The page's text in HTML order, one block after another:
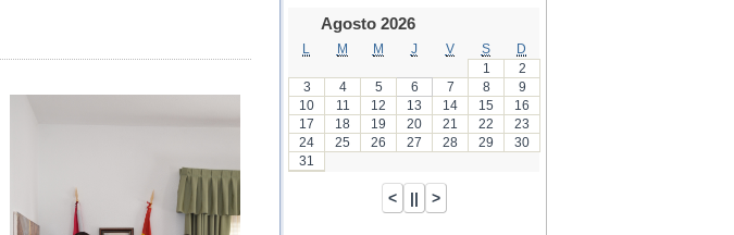
Agosto 2026
M M J V S
D
1
2
3
4 5 6 7 8
9
10
11 12 13 14 15
16
17
18 19 20 21 22
23
24
25 26 27 28 29
30
31